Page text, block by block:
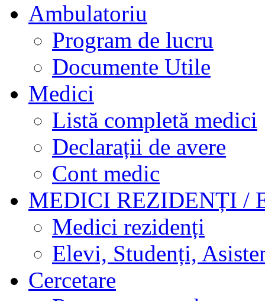
Ambulatoriu
Program de lucru
Documente Utile
Medici
Listă completă medici
Declarații de avere
Cont medic
MEDICI REZIDENȚI /
Medici rezidenți
Elevi, Studenți,
Cercetare